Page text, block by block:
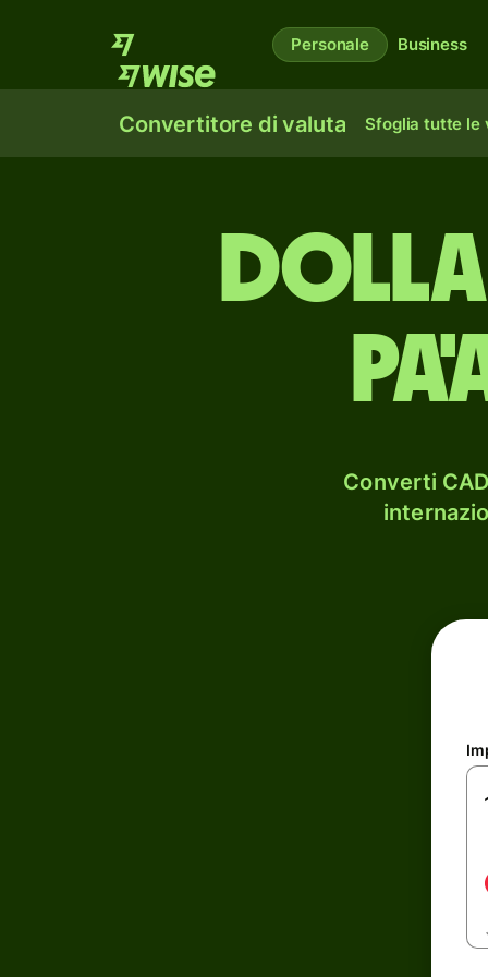
Personale Business
Convertitore di valuta Sfoglia tutte le
Converti